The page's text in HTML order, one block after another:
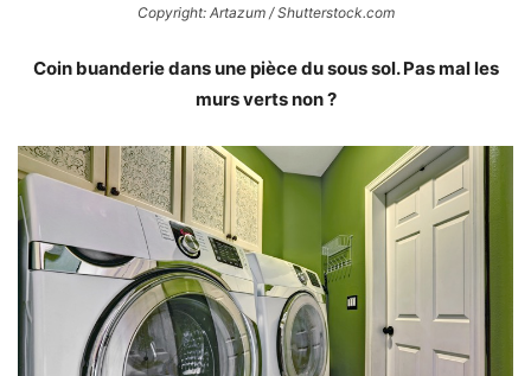
Copyright: Artazum / Shutterstock.com
Coin buanderie dans une pièce du sous sol. Pas mal les
murs verts non ?